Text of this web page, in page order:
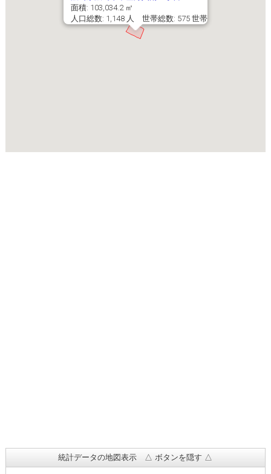
面積: 103,034.2 ㎡
人口総数: 1,148 人 世帯総数: 575 世帯
統計データの地図表示 △ ボタンを隠す △